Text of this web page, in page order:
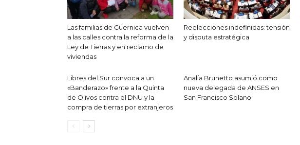
Las familias de Guernica vuelven
a las calles contra la reforma de la
Ley de Tierras y en reclamo de
viviendas
Reelecciones indefinidas: tensión
y disputa estratégica
Libres del Sur convoca a un
«Banderazo» frente a la Quinta
de Olivos contra el DNU y la
compra de tierras por extranjeros
Analía Brunetto asumió como
nueva delegada de ANSES en
San Francisco Solano